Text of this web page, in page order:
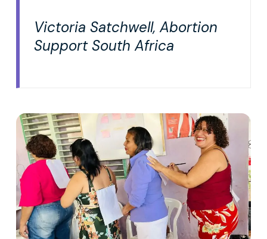
Victoria Satchwell, Abortion
Support South Africa